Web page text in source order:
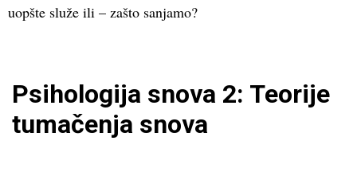
uopšte služe ili – zašto sanjamo?
Psihologija snova 2: Teorije
tumačenja snova